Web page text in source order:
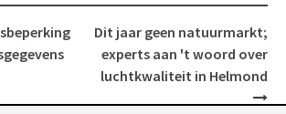
Dit jaar geen natuurmarkt;
experts aan 't woord over
luchtkwaliteit in Helmond